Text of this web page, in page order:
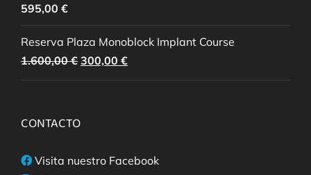
595,00 €
Reserva Plaza Monoblock Implant Course
1.600,00€ El
precio
300,00 €
precio
CONTACTO
Visita nuestro Facebook